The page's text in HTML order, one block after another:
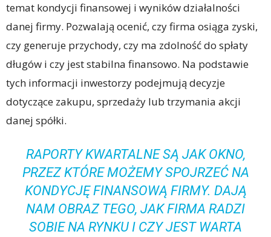
temat kondycji finansowej i wyników działalności
danej firmy. Pozwalają ocenić, czy firma osiąga zyski,
czy generuje przychody, czy ma zdolność do spłaty
długów i czy jest stabilna finansowo. Na podstawie
tych informacji inwestorzy podejmują decyzje
dotyczące zakupu, sprzedaży lub trzymania akcji
danej spółki.
RAPORTY KWARTALNE SĄ JAK OKNO,
PRZEZ KTÓRE MOŻEMY SPOJRZEĆ NA
KONDYCJĘ FINANSOWĄ FIRMY. DAJĄ
NAM OBRAZ TEGO, JAK FIRMA RADZI
SOBIE NA RYNKU I CZY JEST WARTA